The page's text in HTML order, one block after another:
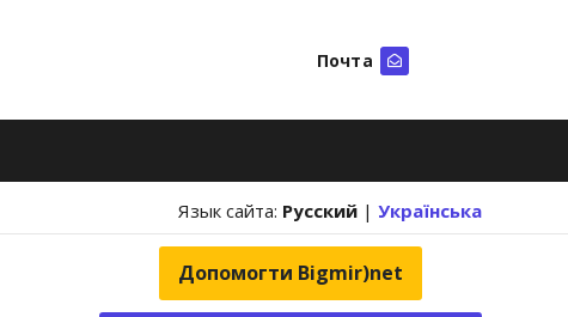
Почта
Язык сайта: Русский | Українська
Допомогти Bigmir)net